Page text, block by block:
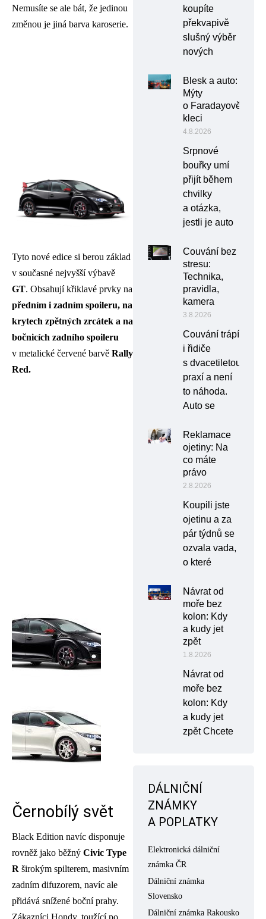
Nemusíte se ale bát, že jedinou
změnou je jiná barva karoserie.
Tyto nové edice si berou základ
v současné nejvyšší výbavě
GT. Obsahují křiklavé prvky na
předním i zadním spoileru, na
krytech zpětných zrcátek a na
bočnicích zadního spoileru
v metalické červené barvě Rally
Red.
Černobílý svět
Black Edition navíc disponuje
rovněž jako běžný Civic Type
R širokým spilterem, masivním
zadním difuzorem, navíc ale
přidává snížené boční prahy.
Zákazníci Hondy, toužící po
koupíte
překvapivě
slušný výběr
nových
Blesk a auto:
Mýty
o Faradayově
kleci
4.8.2026
Srpnové
bouřky umí
přijít během
chvilky
a otázka,
jestli je auto
Couvání bez
stresu:
Technika,
pravidla,
kamera
3.8.2026
Couvání trápí
i řidiče
s dvacetiletou
praxí a není
to náhoda.
Auto se
Reklamace
ojetiny: Na
co máte
právo
2.8.2026
Koupili jste
ojetinu a za
pár týdnů se
ozvala vada,
o které
Návrat od
moře bez
kolon: Kdy
a kudy jet
zpět
1.8.2026
Návrat od
moře bez
kolon: Kdy
a kudy jet
zpět Chcete
DÁLNIČNÍ
ZNÁMKY
A POPLATKY
Elektronická dálniční
známka ČR
Dálniční známka
Slovensko
Dálniční známka Rakousko